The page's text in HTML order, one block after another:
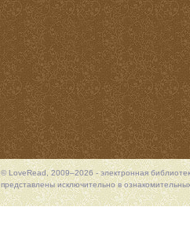
© LoveRead, 2009–2026 - электронная
представлены исключительно в